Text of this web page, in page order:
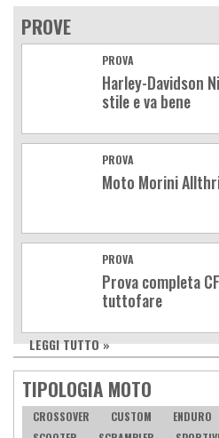
PROVE
PROVA
Harley-Davidson
stile e va bene
PROVA
Moto Morini
PROVA
Prova completa
tuttofare
LEGGI TUTTO »
TIPOLOGIA MOTO
CROSSOVER CUSTOM ENDURO